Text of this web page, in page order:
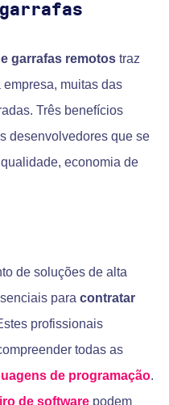
garrafas remotos traz
muitas das
Três benefícios
desenvolvedores que se
economia de
de soluções de alta
para contratar
profissionais
todas as
de programação.
de software podem